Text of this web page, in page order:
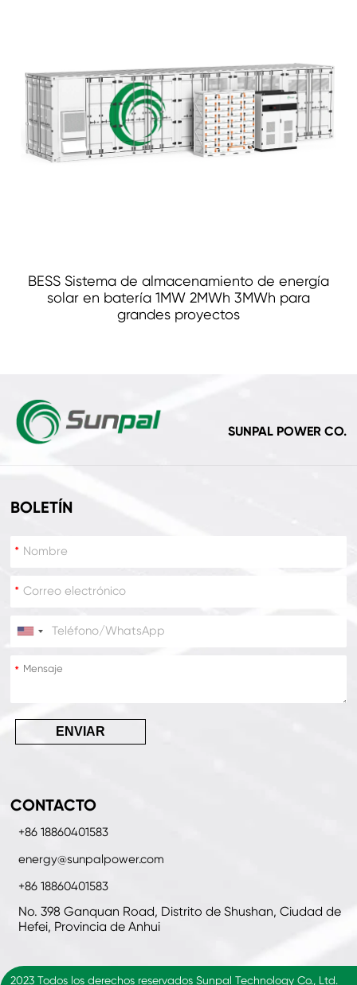
BESS Sistema de almacenamiento de energía
solar en batería 1MW 2MWh 3MWh para
grandes proyectos
SUNPAL POWER CO.
BOLETÍN
*
*
*
*
ENVIAR
CONTACTO
+86 18860401583
energy@sunpalpower.com
+86 18860401583
No. 398 Ganquan Road, Distrito de Shushan, Ciudad de
Hefei, Provincia de Anhui
2023 Todos los derechos reservados Sunpal Technology Co., Ltd.